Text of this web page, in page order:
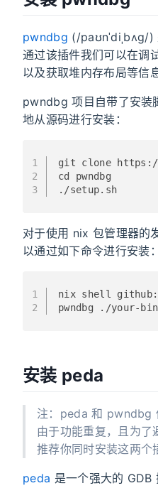
pwndbg (/paʊnˈdiˌbʌɡ/)
通过该插件我们可以在调
以及获取堆内存布局等信息
pwndbg 项目自带了安装
地从源码进行安装：
1
2
3
git clone https://
cd pwndbg
./setup.sh
对于使用 nix 包管理器的
以通过如下命令进行安装：
1
2
nix shell
pwndbg ./your-
安装 peda
注：peda 和 pwndbg
由于功能重复，且为了
推荐你同时安装这两个
peda 是一个强大的 GDB